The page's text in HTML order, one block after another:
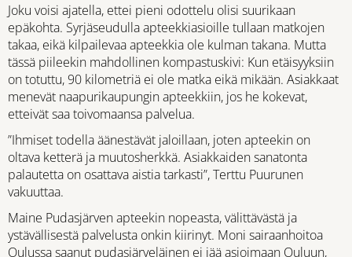
Joku voisi ajatella, ettei pieni odottelu olisi suurikaan
epäkohta. Syrjäseudulla apteekkiasioille tullaan matkojen
takaa, eikä kilpailevaa apteekkia ole kulman takana. Mutta
tässä piileekin mahdollinen kompastuskivi: Kun etäisyyksiin
on totuttu, 90 kilometriä ei ole matka eikä mikään. Asiakkaat
menevät naapurikaupungin apteekkiin, jos he kokevat,
etteivät saa toivomaansa palvelua.
”Ihmiset todella äänestävät jaloillaan, joten apteekin on
oltava ketterä ja muutosherkkä. Asiakkaiden sanatonta
palautetta on osattava aistia tarkasti”, Terttu Puurunen
vakuuttaa.
Maine Pudasjärven apteekin nopeasta, välittävästä ja
ystävällisestä palvelusta onkin kiirinyt. Moni sairaanhoitoa
Oulussa saanut pudasjärveläinen ei jää asioimaan Ouluun,